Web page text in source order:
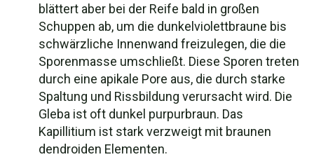
blättert aber bei der Reife bald in großen
Schuppen ab, um die dunkelviolettbraune bis
schwärzliche Innenwand freizulegen, die die
Sporenmasse umschließt. Diese Sporen treten
durch eine apikale Pore aus, die durch starke
Spaltung und Rissbildung verursacht wird. Die
Gleba ist oft dunkel purpurbraun. Das
Kapillitium ist stark verzweigt mit braunen
dendroiden Elementen.